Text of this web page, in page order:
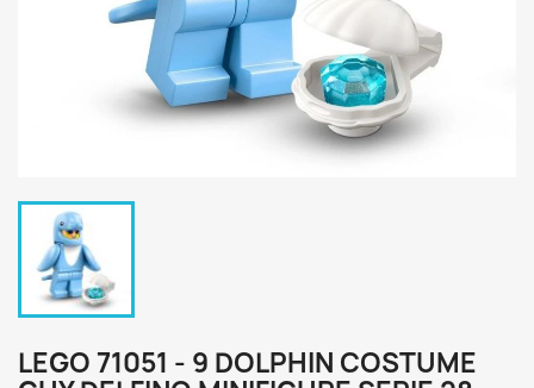
LEGO 71051 - 9 DOLPHIN COSTUME